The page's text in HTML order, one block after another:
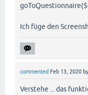
Ich füge den
commented Feb 13, 2020
Verstehe ... das